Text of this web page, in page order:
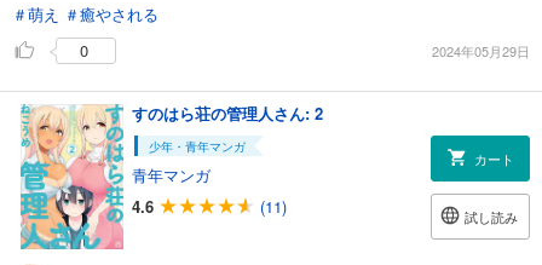
＃萌え ＃癒やされる
0
2024年05月29日
すのはら荘の管理人さん: 2
少年・青年マンガ
青年マンガ
4.6
(11)
カート
試し読み